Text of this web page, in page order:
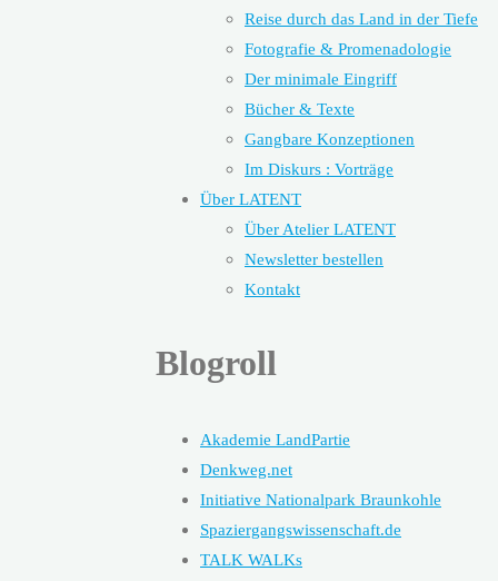
Reise durch das Land in der Tiefe
Fotografie & Promenadologie
Der minimale Eingriff
Bücher & Texte
Gangbare Konzeptionen
Im Diskurs : Vorträge
Über LATENT
Über Atelier LATENT
Newsletter bestellen
Kontakt
Blogroll
Akademie LandPartie
Denkweg.net
Initiative Nationalpark Braunkohle
Spaziergangswissenschaft.de
TALK WALKs